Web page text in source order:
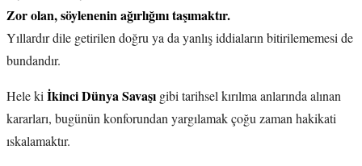
Zor olan, söylenenin ağırlığını taşımaktır.
Yıllardır dile getirilen doğru ya da yanlış iddiaların bitirilememesi de
bundandır.
Hele ki İkinci Dünya Savaşı gibi tarihsel kırılma anlarında alınan
kararları, bugünün konforundan yargılamak çoğu zaman hakikati
ıskalamaktır.